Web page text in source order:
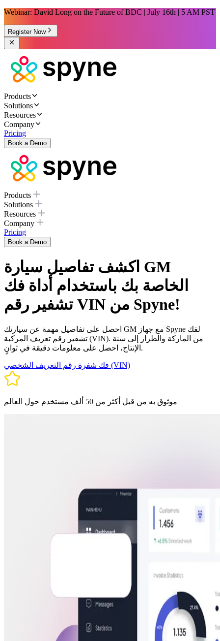
Webinar: David Long on the Future of BDC | July 16th | 5 AM PST
Register Now
Products
Solutions
Resources
Company
Pricing
Book a Demo
Products
Solutions
Resources
Company
Pricing
Book a Demo
اكشف تفاصيل سيارة GM
الخاصة بك باستخدام أداة فك
تشفير رقم VIN من Spyne!
احصل على تفاصيل مهمة عن سيارتك GM مع جهاز Spyne لفك
تشفير رقم تعريف المركبة (VIN). من الماركة والطراز إلى سنة
الإنتاج، احصل على معلومات دقيقة في ثوانٍ.
فك شفرة رقم التعريف الشخصي (VIN)
موثوق به من قبل أكثر من 50 ألف مستخدم حول العالم